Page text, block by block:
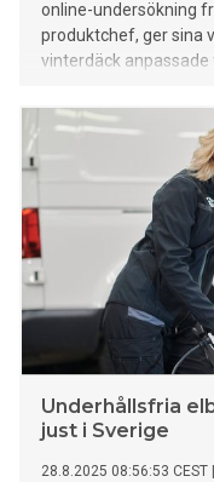
online-undersökning
produktchef, ger sina
vinterdäck
Underhållsfria
just i Sverige
28.8.2025 08:56:53 CEST